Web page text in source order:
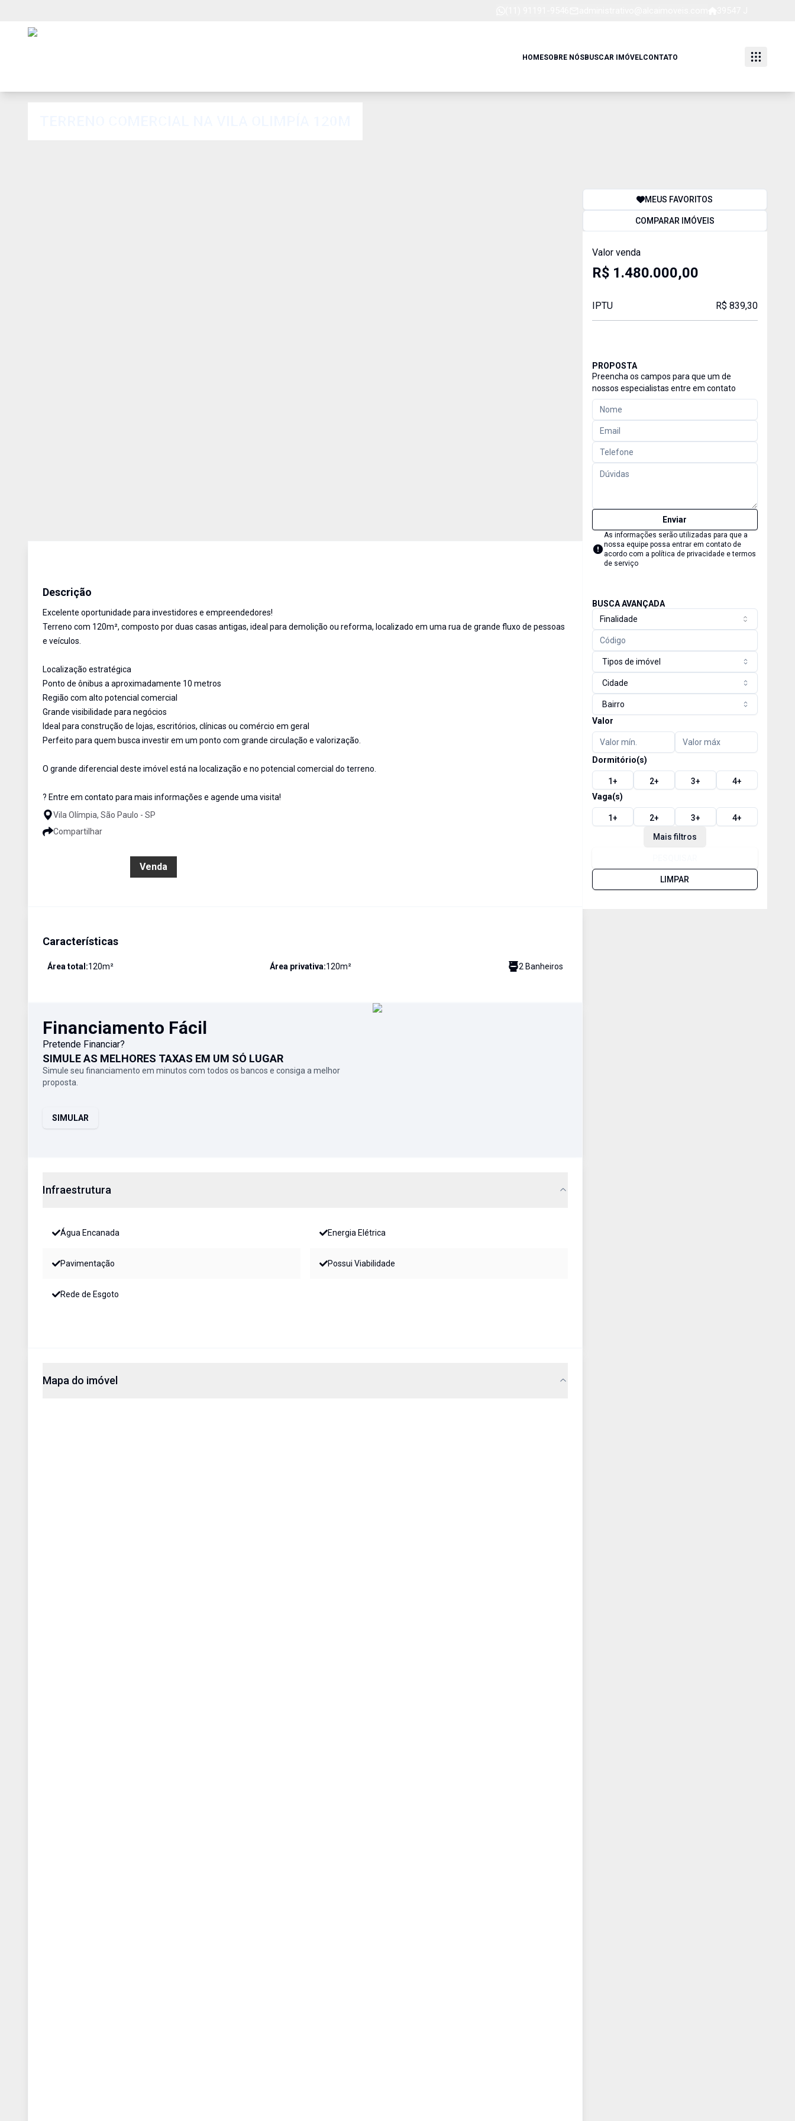
HOMESOBRE NÓSBUSCAR IMÓVELCONTATO
Descrição
Excelente oportunidade para investidores e empreendedores!
Terreno com 120m², composto por duas casas antigas, ideal para demolição ou reforma, localizado em uma rua de grande fluxo de pessoas
e veículos.
Localização estratégica
Ponto de ônibus a aproximadamente 10 metros
Região com alto potencial comercial
Grande visibilidade para negócios
Ideal para construção de lojas, escritórios, clínicas ou comércio em geral
Perfeito para quem busca investir em um ponto com grande circulação e valorização.
O grande diferencial deste imóvel está na localização e no potencial comercial do terreno.
? Entre em contato para mais informações e agende uma visita!
Vila Olímpia, São Paulo - SP
Compartilhar
Venda
Características
Área total:120m² Área privativa:120m² 2 Banheiros
Financiamento Fácil
Pretende Financiar?
SIMULE AS MELHORES TAXAS EM UM SÓ LUGAR
Simule seu financiamento em minutos com todos os bancos e consiga a melhor
proposta.
SIMULAR
Infraestrutura
Água Encanada Energia Elétrica
Pavimentação Possui Viabilidade
Rede de Esgoto
Mapa do imóvel
MEUS FAVORITOS
COMPARAR IMÓVEIS
Valor venda
R$ 1.480.000,00
IPTU R$ 839,30
PROPOSTA
Preencha os campos para que um de
nossos especialistas entre em contato
Enviar
As informações serão utilizadas para que a
nossa equipe possa entrar em contato de
acordo com a política de privacidade e termos
de serviço
BUSCA AVANÇADA
Finalidade
Tipos de imóvel
Cidade
Bairro
Valor
Dormitório(s)
1+ 2+ 3+ 4+
Vaga(s)
1+ 2+ 3+ 4+
Mais filtros
LIMPAR